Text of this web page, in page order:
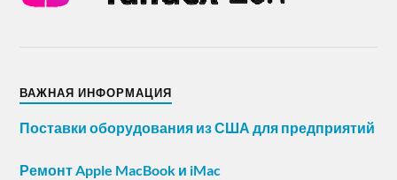
ВАЖНАЯ ИНФОРМАЦИЯ
Поставки оборудования из США для предприятий
Ремонт Apple MacBook и iMac